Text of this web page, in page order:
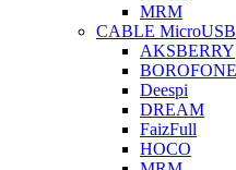
MRM
CABLE MicroUSB
AKSBERRY
BOROFONE
Deespi
DREAM
FaizFull
HOCO